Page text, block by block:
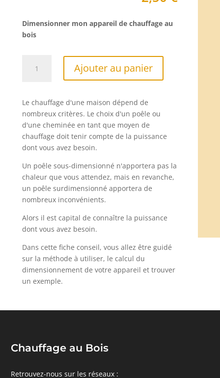
Dimensionner mon appareil de chauffage au
bois
N°
1
Ajouter au panier
Le chauffage d'une maison dépend de
nombreux critères. Le choix d'un poêle ou
d'une cheminée en tant que moyen de
chauffage doit tenir compte de la puissance
dont vous avez besoin.
Un poêle sous-dimensionné n'apportera pas la
chaleur que vous attendez, mais en revanche,
un poêle surdimensionné apportera de
nombreux inconvénients.
Alors il est capital de connaître la puissance
dont vous avez besoin.
Dans cette fiche conseil, vous allez être guidé
sur la méthode à utiliser, le calcul du
dimensionnement de votre appareil et trouver
un exemple.
Chauffage au Bois
Retrouvez-nous sur les réseaux :